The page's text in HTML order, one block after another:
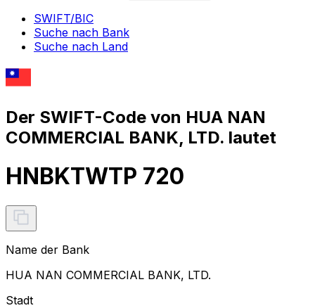
SWIFT/BIC
Suche nach Bank
Suche nach Land
Der SWIFT-Code von HUA NAN
COMMERCIAL BANK, LTD. lautet
HNBKTWTP 720
Name der Bank
HUA NAN COMMERCIAL BANK, LTD.
Stadt